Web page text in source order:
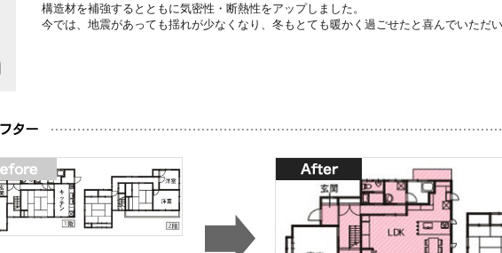
構造材を補強するとともに気密性・断熱性をアップしました。
今では、地震があっても揺れが少なくなり、冬もとても暖かく過ごせたと喜んでいただ